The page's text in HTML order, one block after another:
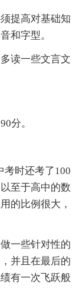
提高对基础知
和字型。
读一些文言文
分。
考时还考了100
至于高中的数
的比例很大，
一些针对性的
并且在最后的
有一次飞跃般